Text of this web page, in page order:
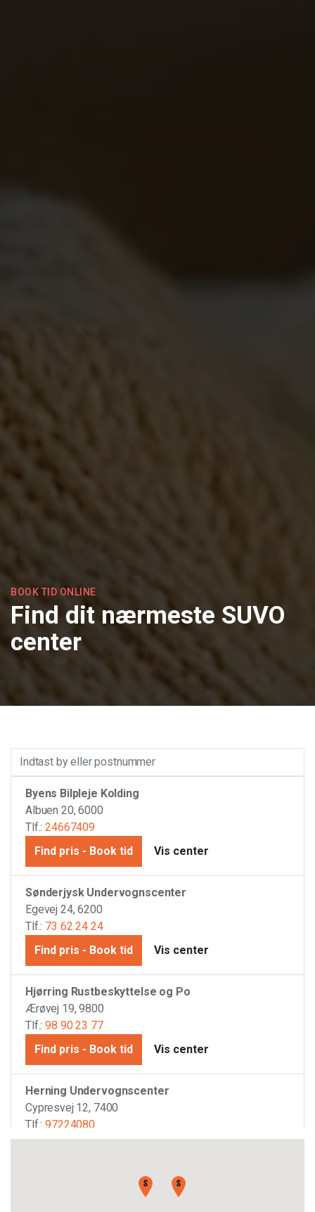
BOOK TID ONLINE
Find dit nærmeste SUVO
center
Byens Bilpleje Kolding
Albuen 20, 6000
Tlf.:24667409
Find pris - Book tid
Vis center
Sønderjysk Undervognscenter
Egevej 24, 6200
Tlf.: 73 62 24 24
Find pris - Book tid
Vis center
Hjørring Rustbeskyttelse og Po
Ærøvej 19, 9800
Tlf.:98 90 23 77
Find pris - Book tid
Vis center
Herning Undervognscenter
Cypresvej 12, 7400
Tlf.:97224080
Assentoft Undervognscenter